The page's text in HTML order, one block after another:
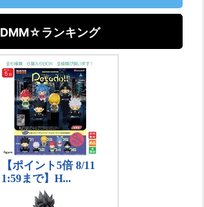
DMM☆ランキング